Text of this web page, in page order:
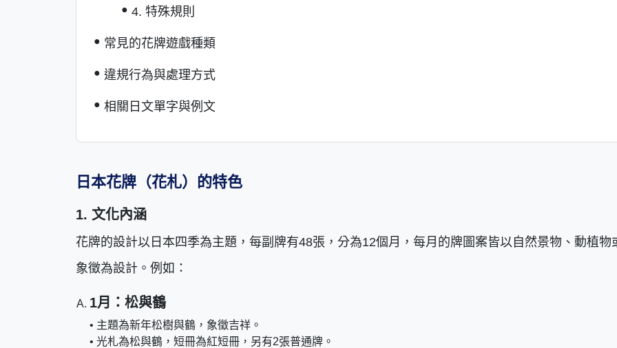
4. 特殊規則
常見的花牌遊戲種類
違規行為與處理方式
相關日文單字與例文
日本花牌（花札）的特色
1. 文化內涵
花牌的設計以日本四季為主題，每副牌有48張，分為12個月，每月的牌圖案皆以自然景物、動植物
象徵為設計。例如：
1月：松與鶴
• 主題為新年松樹與鶴，象徵吉祥。
• 光札為松與鶴，短冊為紅短冊，另有2張普通牌。